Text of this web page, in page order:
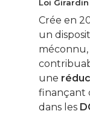
Loi
Crée en
un
une
finançant
dans les